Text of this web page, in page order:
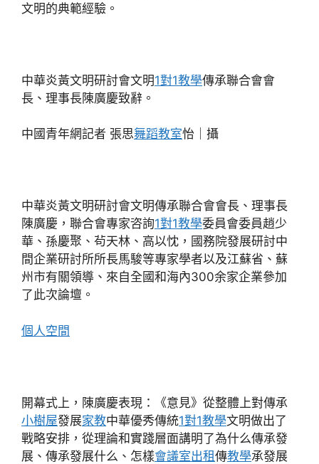
文明的典範經驗。
中華炎黃文明研討會文明1對1教學傳承聯合會會
長、理事長陳廣慶致辭。
中國青年網記者 張思舞蹈教室怡｜攝
中華炎黃文明研討會文明傳承聯合會會長、理事長
陳廣慶，聯合會專家咨詢1對1教學委員會委員趙少
華、孫慶聚、茍天林、高以忱，國務院發展研討中
間企業研討所所長馬駿等專家學者以及江蘇省、蘇
州市有關領導、來自全國和海內300余家企業參加
了此次論壇。
個人空間
開幕式上，陳廣慶表現：《意見》從整體上對傳承
小樹屋發展家教中華優秀傳統1對1教學文明做出了
戰略安排，從理論和實踐層面講明了為什么傳承發
展、傳承發展什么、怎樣會議室出租傳教學承發展